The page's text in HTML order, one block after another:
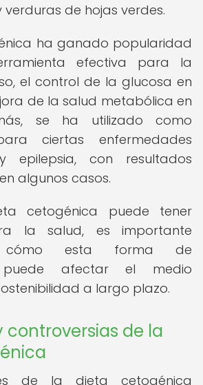
verduras de hojas verdes.
ha ganado popularidad
efectiva para la
el control de la glucosa en
de la salud metabólica en
se ha utilizado como
ciertas enfermedades
epilepsia, con resultados
algunos casos.
cetogénica puede tener
la salud, es importante
cómo esta forma de
puede afectar el medio
a largo plazo.
controversias de la
de la dieta cetogénica